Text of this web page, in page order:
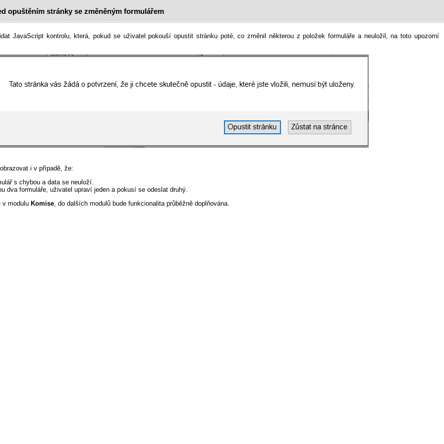
opuštěním stránky se změněným formulářem
JavaScript kontrolu, která, pokud se uživatel pokouší opustit stránku poté, co změnil některou z položek formuláře a neuložil, na toto upozorní
i v případě, že:
s chybou a data se neuloží.
dva formuláře, uživatel upraví jeden a pokusí se odeslat druhý.
v modulu Komise , do dalších modulů bude funkcionalita průběžně doplňována.